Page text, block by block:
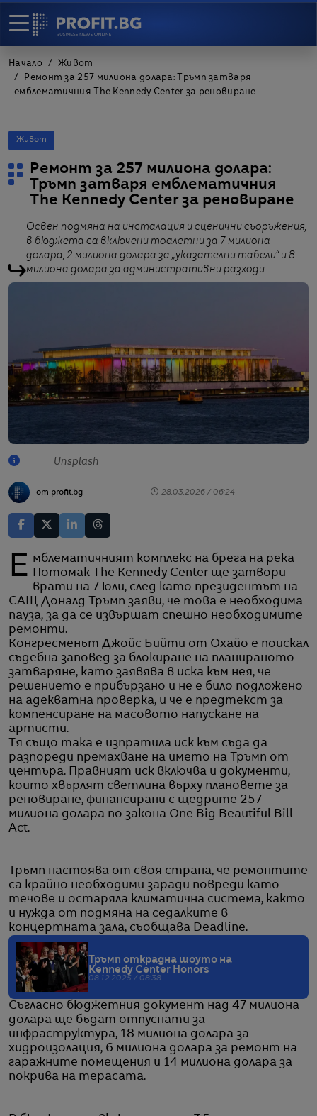
Начало
Живот
Ремонт за 257 милиона долара: Тръмп затваря
емблематичния The Kennedy Center за реновиране
Живот
Ремонт за 257 милиона долара:
Тръмп затваря емблематичния
The Kennedy Center за реновиране
Освен подмяна на инсталация и сценични съоръжения,
в бюджета са включени тоалетни за 7 милиона
долара, 2 милиона долара за „указателни табели“ и 8
милиона долара за административни разходи
Unsplash
от profit.bg 28.03.2026 / 06:24
Емблематичният комплекс на брега на река
Потомак The Kennedy Center ще затвори
врати на 7 юли, след като президентът на
САЩ Доналд Тръмп заяви, че това е необходима
пауза, за да се извършат спешно необходимите
ремонти.
Конгресменът Джойс Бийти от Охайо е поискал
съдебна заповед за блокиране на планираното
затваряне, като заявява в иска към нея, че
решението е прибързано и не е било подложено
на адекватна проверка, и че е предтекст за
компенсиране на масовото напускане на
артисти.
Тя също така е изпратила иск към съда да
разпореди премахване на името на Тръмп от
центъра. Правният иск включва и документи,
които хвърлят светлина върху плановете за
реновиране, финансирани с щедрите 257
милиона долара по закона One Big Beautiful Bill
Act.
Тръмп настоява от своя страна, че ремонтите
са крайно необходими заради повреди като
течове и остаряла климатична система, както
и нужда от подмяна на седалките в
концертната зала, съобщава Deadline.
Тръмп открадна шоуто на
Kennedy Center Honors
08.12.2025 / 08:38
Съгласно бюджетния документ над 47 милиона
долара ще бъдат отпуснати за
инфраструктура, 18 милиона долара за
хидроизолация, 6 милиона долара за ремонт на
гаражните помещения и 14 милиона долара за
покрива на терасата.